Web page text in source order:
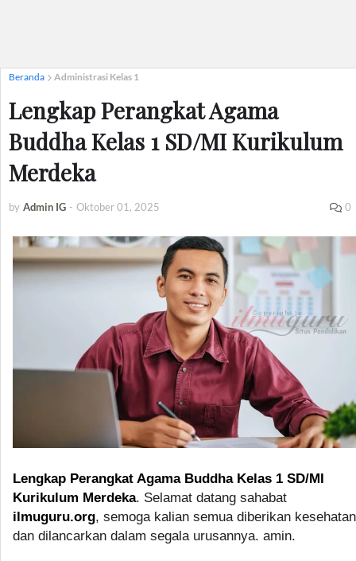
Beranda Administrasi Kelas 1
Lengkap Perangkat Agama
Buddha Kelas 1 SD/MI Kurikulum
Merdeka
by Admin IG - Oktober 01, 2025 0
Lengkap Perangkat Agama Buddha Kelas 1 SD/MI
Kurikulum Merdeka. Selamat datang sahabat
ilmuguru.org, semoga kalian semua diberikan kesehatan
dan dilancarkan dalam segala urusannya. amin.